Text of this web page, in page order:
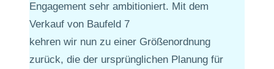
Engagement sehr ambitioniert. Mit dem
Verkauf von Baufeld 7
kehren wir nun zu einer Größenordnung
zurück, die der ursprünglichen Planung für